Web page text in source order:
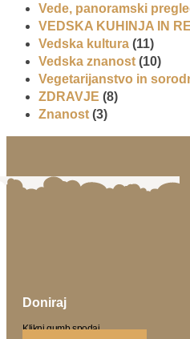
Vede, panoramski
VEDSKA KUHINJA IN
Vedska kultura (11)
Vedska znanost (10)
Vegetarijanstvo in
ZDRAVJE (8)
Znanost (3)
Doniraj
Klikni gumb spodaj.